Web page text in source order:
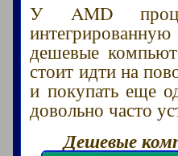
У AMD
дешевые
стоит идти на
и покупать еще
довольно часто
Дешевые